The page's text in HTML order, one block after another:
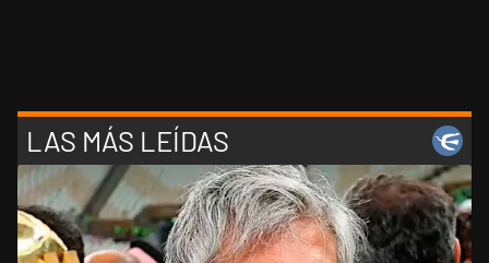
LAS MÁS LEÍDAS